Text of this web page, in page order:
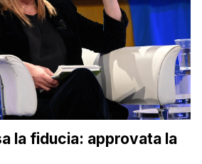
la fiducia: approvata la